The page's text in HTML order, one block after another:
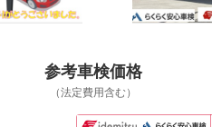
参考車検価格
（法定費用含む）